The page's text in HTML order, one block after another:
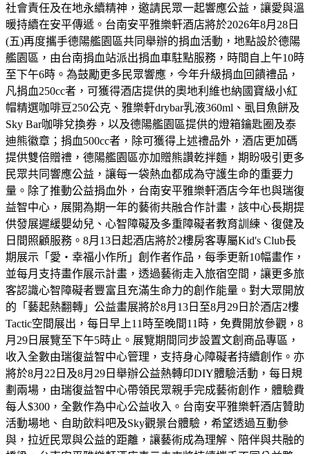
社會責任及在地永續精神，邀請民眾一起響應公益，讓愛與溫
暖持續在安平傳遞。台南安平雅樂軒酒店將於2026年8月28日
(五)再度攜手德陽艦園區共同舉辦的捐血活動，地點設於德陽
艦園區，由台南捐血站派出捐血車駐點服務，時間自上午10時
至下午6時。為鼓勵更多民眾響應，今年升級捐血回饋禮品，
凡捐血250cc者，可獲得酒店提供的奧地利維也納國寶級小紅
帽精選咖啡豆250公克、雅樂軒drybar乳液360ml、虱目魚餅及
Sky Bar咖啡兌換券，以及德陽艦園區提供的燈箱鑰匙圈及泰
迪熊徽章；捐血500cc者，除可獲得上述禮品外，酒店更加碼
提供雙倍贈禮，德陽艦園區亦加贈熊讚乾拌麵，期盼吸引更多
民眾共同響應公益，讓每一袋熱血都成為守護生命的重要力
量。除了推動公益捐血外，台南安平雅樂軒酒店今年也與瑞復
益智中心，展開為期一年的藝術共融合作計畫，該中心長期提
供發展遲緩嬰幼兒、心智障礙及多重障礙者教育訓練、復健及
日間照顧服務。8月13日起酒店將於2樓房客專屬Kid's Club長
期展示「愛・幸福小作所」創作者作品，每季更新10幅畫作，
並每月支持畫作展示計畫，透過藝術走入旅宿空間，讓更多旅
客認識心智障礙者豐富且充滿生命力的創作能量。對大眾開放
的「藝起熱翻轉」公益畫展將於8月13日至8月29日於酒店2樓
Tactic空間展出，每日早上11時至晚間11時，免費開放參觀，8
月29日展覽至下午5時止。展覽期間同步設置文創商品專區，
收入全數由瑞復益智中心管理，支持身心障礙者持續創作。亦
將於8月22日及8月29日舉辦公益熱轉印DIY體驗活動，每日規
劃兩場，由瑞復益智中心帶領民眾親手完成藝術創作，體驗費
每人$300，全數作為中心公益收入。台南安平雅樂軒酒店贊助
活動場地、自助飲料吧及Sky觀景台體驗，希望透過互動參
與，拉近民眾與公益的距離，讓藝術成為理解、陪伴與共融的